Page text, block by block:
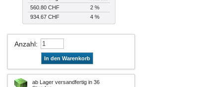
560.80 CHF
2 %
934.67 CHF
4 %
Anzahl:
In den Warenkorb
ab Lager versandfertig in 36